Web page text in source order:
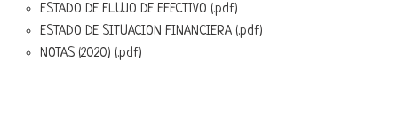
ESTADO DE FLUJO DE EFECTIVO (.pdf)
ESTADO DE SITUACION FINANCIERA (.pdf)
NOTAS (2020) (.pdf)